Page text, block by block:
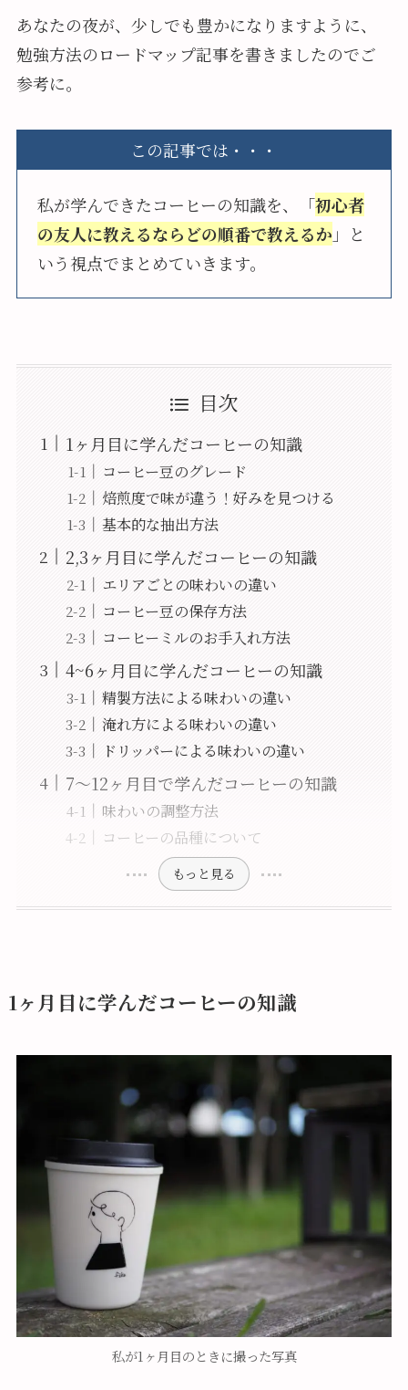
あなたの夜が、少しでも豊かになりますように、
勉強方法のロードマップ記事を書きましたのでご
参考に。
この記事では・・・
私が学んできたコーヒーの知識を、「初心者
の友人に教えるならどの順番で教えるか 」と
いう視点でまとめていきます。
目次
1ヶ月目に学んだコーヒーの知識
コーヒー豆のグレード
焙煎度で味が違う！好みを見つける
基本的な抽出方法
2,3ヶ月目に学んだコーヒーの知識
エリアごとの味わいの違い
コーヒー豆の保存方法
コーヒーミルのお手入れ方法
4~6ヶ月目に学んだコーヒーの知識
精製方法による味わいの違い
淹れ方による味わいの違い
ドリッパーによる味わいの違い
7～12ヶ月目で学んだコーヒーの知識
味わいの調整方法
コーヒーの品種について
もっと見る
1ヶ月目に学んだコーヒーの知識
私が1ヶ月目のときに撮った写真